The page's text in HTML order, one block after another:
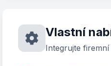
Vlastní
Integrujte